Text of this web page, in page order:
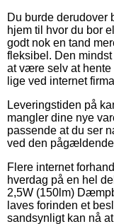
Du burde derudover
hjem til hvor du bor
godt nok en tand
fleksibel. Den
at være selv at
lige ved internet
Leveringstiden på
mangler dine nye
passende at du ser
ved den
Flere internet
hverdag på en hel
2,5W (150lm)
laves forinden et
sandsynligt kan nå